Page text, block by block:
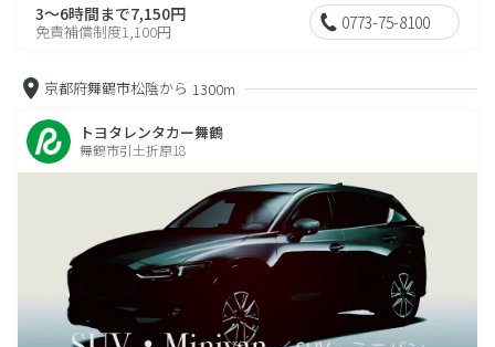
3～6時間まで7,150円
免責補償制度1,100円 0773-75-8100
京都府舞鶴市松陰から 1300m
トヨタレンタカー舞鶴
舞鶴市引土折原18